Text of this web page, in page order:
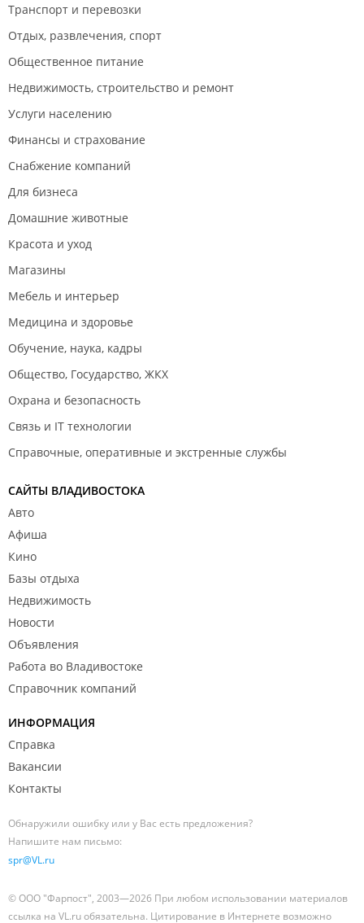
Транспорт и перевозки
Отдых, развлечения, спорт
Общественное питание
Недвижимость, строительство и ремонт
Услуги населению
Финансы и страхование
Снабжение компаний
Для бизнеса
Домашние животные
Красота и уход
Магазины
Мебель и интерьер
Медицина и здоровье
Обучение, наука, кадры
Общество, Государство, ЖКХ
Охрана и безопасность
Связь и IT технологии
Справочные, оперативные и экстренные службы
САЙТЫ ВЛАДИВОСТОКА
Авто
Афиша
Кино
Базы отдыха
Недвижимость
Новости
Объявления
Работа во Владивостоке
Справочник компаний
ИНФОРМАЦИЯ
Справка
Вакансии
Контакты
Обнаружили ошибку или у Вас есть предложения?
Напишите нам письмо:
spr@VL.ru
© ООО "Фарпост", 2003—2026 При любом использовании материалов
ссылка на VL.ru обязательна. Цитирование в Интернете возможно